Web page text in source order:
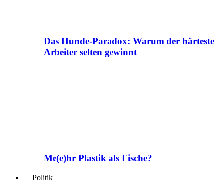
Das Hunde-Paradox: Warum der härteste
Arbeiter selten gewinnt
Me(e)hr Plastik als Fische?
Politik